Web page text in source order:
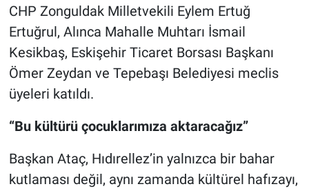
CHP Zonguldak Milletvekili Eylem Ertuğ
Ertuğrul, Alınca Mahalle Muhtarı İsmail
Kesikbaş, Eskişehir Ticaret Borsası Başkanı
Ömer Zeydan ve Tepebaşı Belediyesi meclis
üyeleri katıldı.
“Bu kültürü çocuklarımıza aktaracağız”
Başkan Ataç, Hıdırellez’in yalnızca bir bahar
kutlaması değil, aynı zamanda kültürel hafızayı,